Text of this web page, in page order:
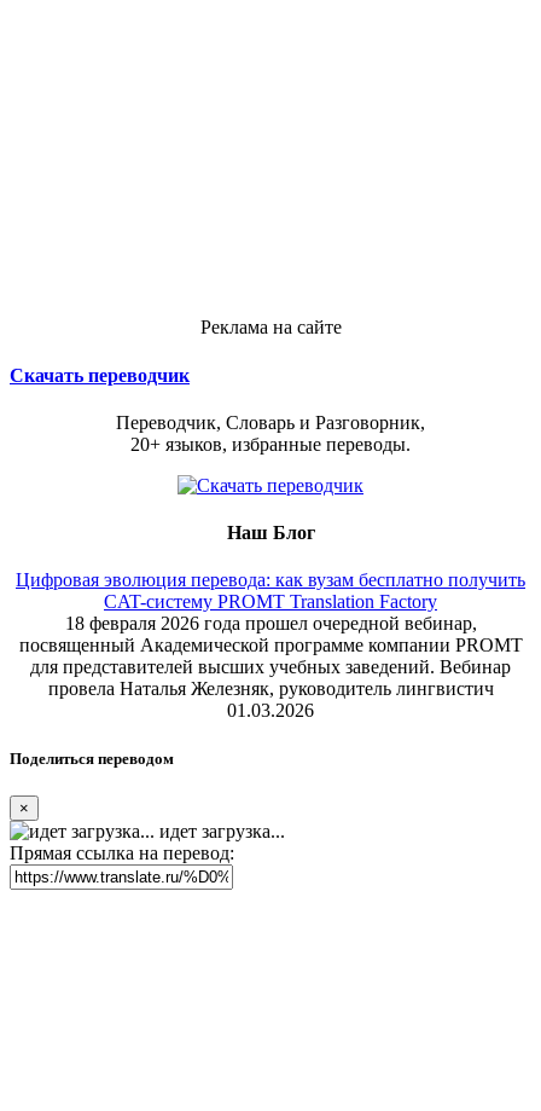
Реклама на сайте
Скачать переводчик
Переводчик, Словарь и Разговорник,
20+ языков, избранные переводы.
Наш Блог
Цифровая эволюция перевода: как вузам бесплатно получить
CAT-систему PROMT Translation Factory
18 февраля 2026 года прошел очередной вебинар,
посвященный Академической программе компании PROMT
для представителей высших учебных заведений. Вебинар
провела Наталья Железняк, руководитель лингвистич
01.03.2026
Поделиться переводом
×
идет загрузка...
Прямая ссылка на перевод: